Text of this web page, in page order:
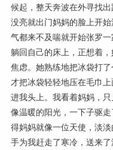
候起，整天奔波在外寻找
没亮就出门妈妈的脸上开
气都来不及喘就开始张
躺回自己的床上，正想着
焦虑。她熟练地把冰袋打
才把冰袋轻轻地压在毛巾
进我头上。我看着妈妈，
像温暖的阳光，一下子驱
得妈妈就像一位天使，淡
手为我赶走了寒冷，送来